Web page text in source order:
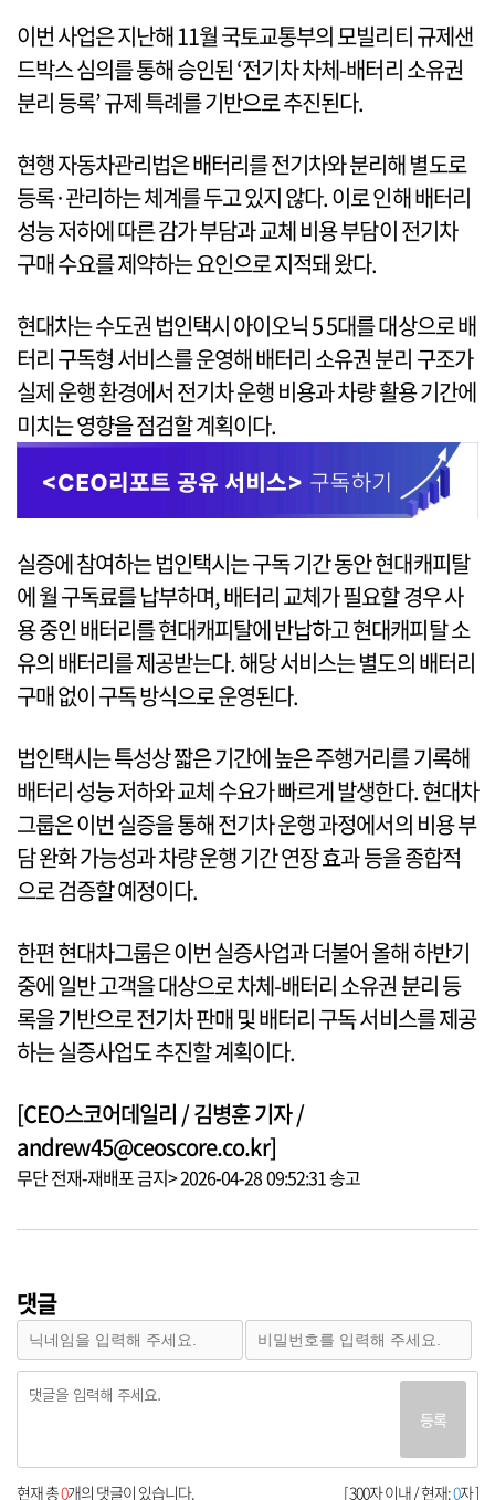
이번 사업은 지난해 11월 국토교통부의 모빌리티 규제샌
드박스 심의를 통해 승인된 ‘전기차 차체-배터리 소유권
분리 등록’ 규제 특례를 기반으로 추진된다.
현행 자동차관리법은 배터리를 전기차와 분리해 별도로
등록·관리하는 체계를 두고 있지 않다. 이로 인해 배터리
성능 저하에 따른 감가 부담과 교체 비용 부담이 전기차
구매 수요를 제약하는 요인으로 지적돼 왔다.
현대차는 수도권 법인택시 아이오닉 5 5대를 대상으로 배
터리 구독형 서비스를 운영해 배터리 소유권 분리 구조가
실제 운행 환경에서 전기차 운행 비용과 차량 활용 기간에
미치는 영향을 점검할 계획이다.
실증에 참여하는 법인택시는 구독 기간 동안 현대캐피탈
에 월 구독료를 납부하며, 배터리 교체가 필요할 경우 사
용 중인 배터리를 현대캐피탈에 반납하고 현대캐피탈 소
유의 배터리를 제공받는다. 해당 서비스는 별도의 배터리
구매 없이 구독 방식으로 운영된다.
법인택시는 특성상 짧은 기간에 높은 주행거리를 기록해
배터리 성능 저하와 교체 수요가 빠르게 발생한다. 현대차
그룹은 이번 실증을 통해 전기차 운행 과정에서의 비용 부
담 완화 가능성과 차량 운행 기간 연장 효과 등을 종합적
으로 검증할 예정이다.
한편 현대차그룹은 이번 실증사업과 더불어 올해 하반기
중에 일반 고객을 대상으로 차체-배터리 소유권 분리 등
록을 기반으로 전기차 판매 및 배터리 구독 서비스를 제공
하는 실증사업도 추진할 계획이다.
[CEO스코어데일리 / 김병훈 기자 /
andrew45@ceoscore.co.kr]
무단 전재-재배포 금지> 2026-04-28 09:52:31 송고
댓글
등록
[ 300자 이내 / 현재:0자 ]
현재 총0개의 댓글이 있습니다.